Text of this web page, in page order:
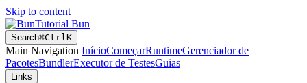
Skip to content
Tutorial Bun
Search⌘CtrlK
Main Navigation InícioComeçarRuntimeGerenciador de
PacotesBundlerExecutor de TestesGuias
Links